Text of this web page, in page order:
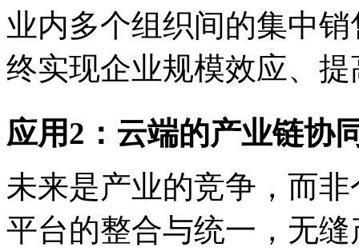
业内多个组织间的集中
终实现企业规模效应、
应用2：云端的产业链协
未来是产业的竞争，而
平台的整合与统一，无